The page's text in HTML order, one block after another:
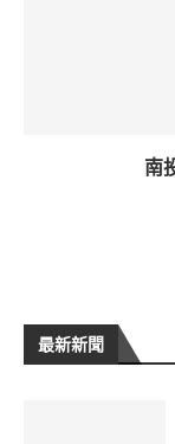
南
最新新聞